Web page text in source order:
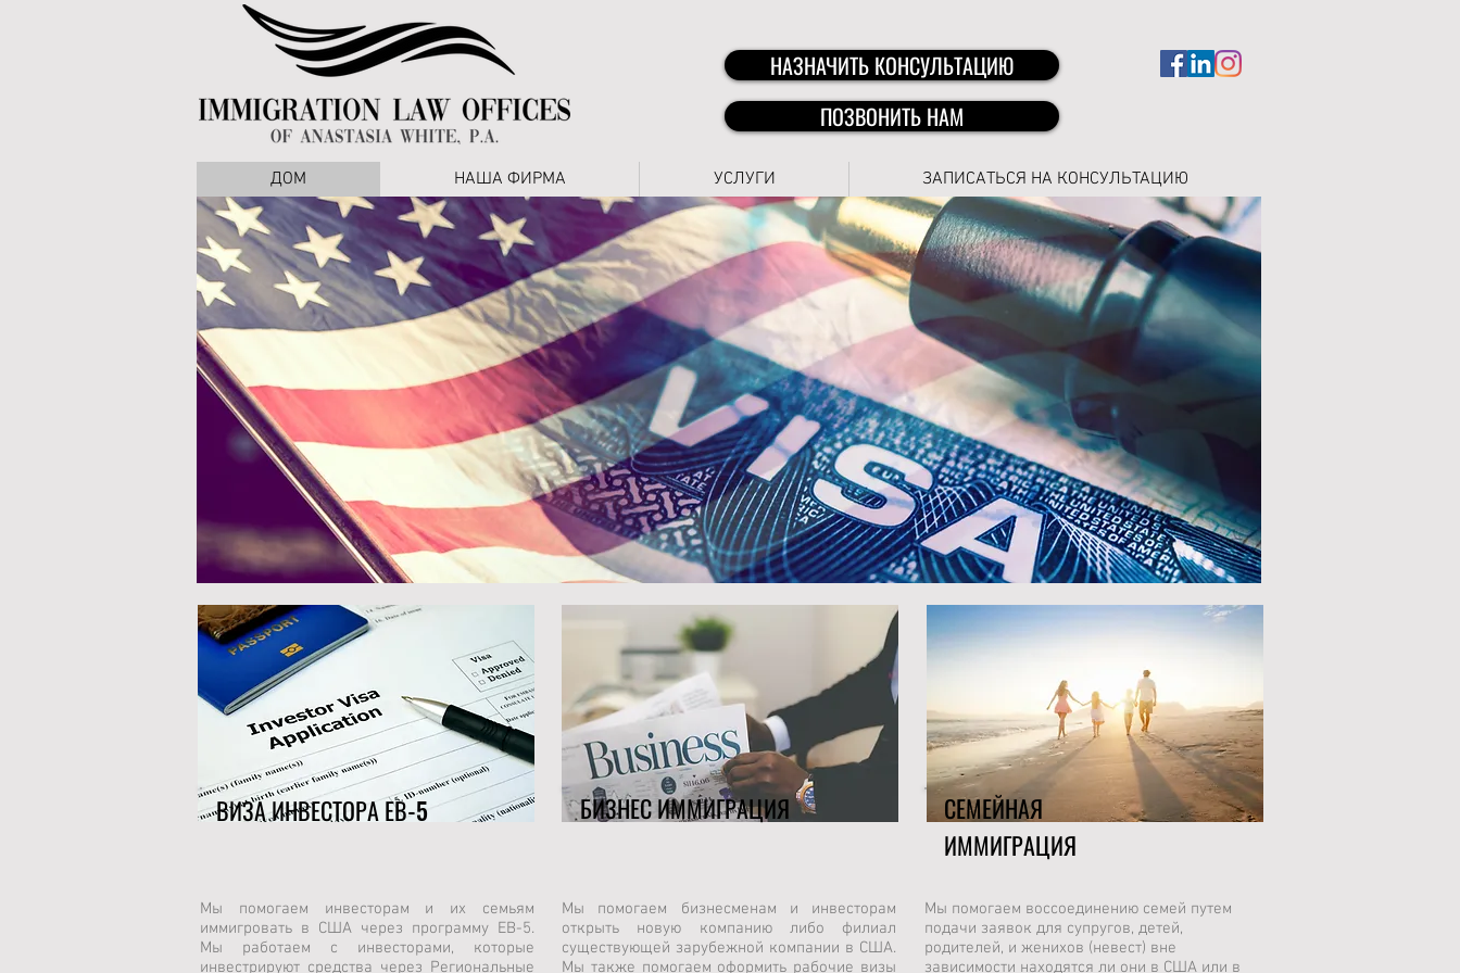
НАЗНАЧИТЬ КОНСУЛЬТАЦИЮ
ПОЗВОНИТЬ НАМ
ДОМ НАША ФИРМА УСЛУГИ ЗАПИСАТЬСЯ НА КОНСУЛЬТАЦИЮ
ВИЗА ИНВЕСТОРА ЕВ-5 БИЗНЕС ИММИГРАЦИЯ
СЕМЕЙНАЯ
ИММИГРАЦИЯ
Мы помогаем инвесторам и их семьям
иммигровать в США через программу ЕВ-5.
Мы работаем с инвесторами, которые
инвестрируют средства через Региональные
Мы помогаем бизнесменам и инвесторам
открыть новую компанию либо филиал
существующей зарубежной компании в США.
Мы также помогаем оформить рабочие визы
Мы помогаем воссоединению семей путем
подачи заявок для супругов, детей,
родителей, и женихов (невест) вне
зависимости находятся ли они в США или в